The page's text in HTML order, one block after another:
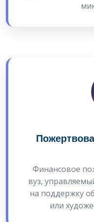
Финансовое
вуз,
на поддержку
или